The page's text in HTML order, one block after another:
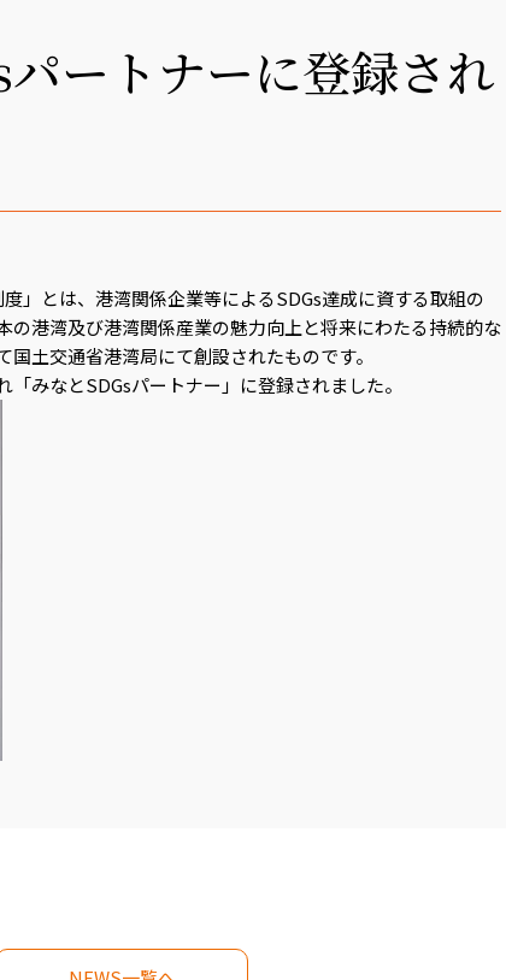
ートナーに登録され
度」とは、港湾関係企業等によるSDGs達成に資する取組の
の港湾及び港湾関係産業の魅力向上と将来にわたる持続的な
土交通省港湾局にて創設されたものです。
みなとSDGsパートナー」に登録されました。